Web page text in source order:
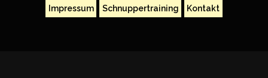
Impressum Schnuppertraining Kontakt